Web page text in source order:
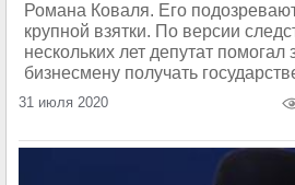
Романа Коваля. Его
крупной взятки. По версии
нескольких лет депутат помогал
бизнесмену получать
31 июля 2020